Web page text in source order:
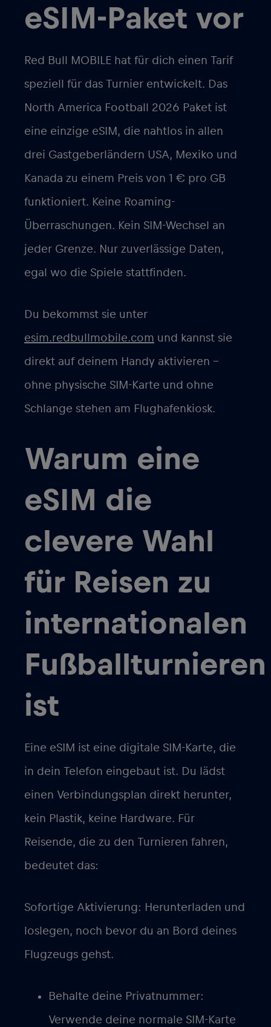
eSIM-Paket vor
Red Bull MOBILE hat für dich einen Tarif
speziell für das Turnier entwickelt. Das
North America Football 2026 Paket ist
eine einzige eSIM, die nahtlos in allen
drei Gastgeberländern USA, Mexiko und
Kanada zu einem Preis von 1 € pro GB
funktioniert. Keine Roaming-
Überraschungen. Kein SIM-Wechsel an
jeder Grenze. Nur zuverlässige Daten,
egal wo die Spiele stattfinden.
Du bekommst sie unter
esim.redbullmobile.com und kannst sie
direkt auf deinem Handy aktivieren –
ohne physische SIM-Karte und ohne
Schlange stehen am Flughafenkiosk.
Warum eine
eSIM die
clevere Wahl
für Reisen zu
internationalen
Fußballturnieren
ist
Eine eSIM ist eine digitale SIM-Karte, die
in dein Telefon eingebaut ist. Du lädst
einen Verbindungsplan direkt herunter,
kein Plastik, keine Hardware. Für
Reisende, die zu den Turnieren fahren,
bedeutet das:
Sofortige Aktivierung: Herunterladen und
loslegen, noch bevor du an Bord deines
Flugzeugs gehst.
Behalte deine Privatnummer:
Verwende deine normale SIM-Karte